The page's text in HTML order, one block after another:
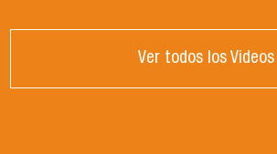
Ver todos los Videos